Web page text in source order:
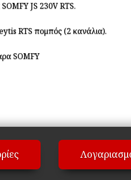
JS 230V RTS.
RTS πομπός (2 κανάλια).
SOMFY